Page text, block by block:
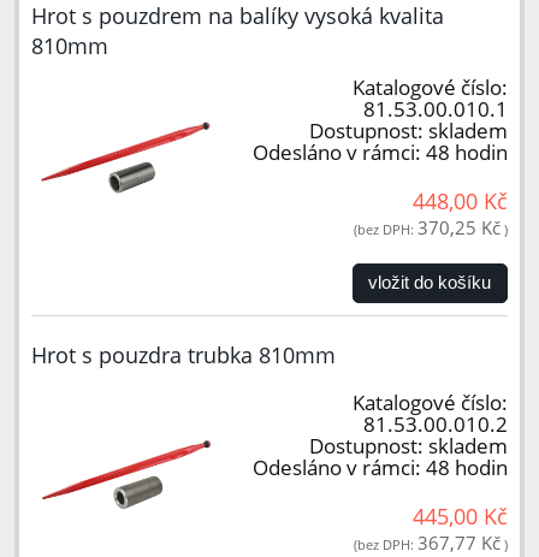
Hrot s pouzdrem na balíky vysoká kvalita
810mm
Katalogové číslo:
81.53.00.010.1
Dostupnost: skladem
Odesláno v rámci: 48 hodin
448,00 Kč
(bez DPH: 370,25 Kč )
vložit do košíku
Hrot s pouzdra trubka 810mm
Katalogové číslo:
81.53.00.010.2
Dostupnost: skladem
Odesláno v rámci: 48 hodin
445,00 Kč
(bez DPH: 367,77 Kč )